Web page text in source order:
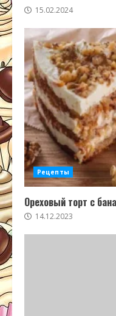
15.02.2024
Рецепты
Ореховый торт с
14.12.2023